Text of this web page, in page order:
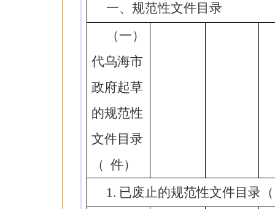
一、规范性文件目录
（一）
代乌海市
政府起草
的规范性
文件目录
（ 件）
1. 已废止的规范性文件目录（